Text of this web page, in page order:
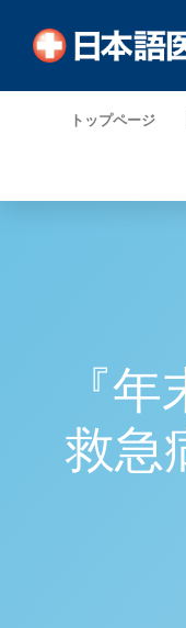
トップページ
『
救急